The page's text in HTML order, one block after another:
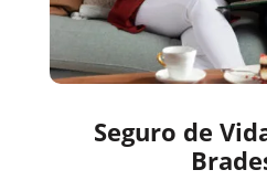
Seguro de